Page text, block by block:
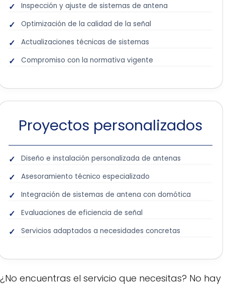
Inspección y ajuste de sistemas de antena
Optimización de la calidad de la señal
Actualizaciones técnicas de sistemas
Compromiso con la normativa vigente
Proyectos personalizados
Diseño e instalación personalizada de antenas
Asesoramiento técnico especializado
Integración de sistemas de antena con domótica
Evaluaciones de eficiencia de señal
Servicios adaptados a necesidades concretas
¿No encuentras el servicio que necesitas? No hay